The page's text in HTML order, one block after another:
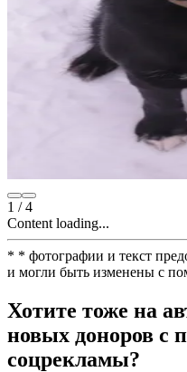
1 /4
Content loading...
* * фотографии и текст
и могли быть изменены с
Хотите тоже на
новых доноров с
соцрекламы?